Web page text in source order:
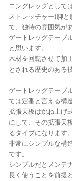
ニングレッグとして
ストレッチャー(脚
て、独特の雰囲気が
ゲートレッグテーブ
と思います。
木材を回転させて加
とされる歴史のある
ゲートレッグテーブ
ては定番と言える構
拡張天板は跳ね上げ
にして、その拡張天
るタイプになります。
非常にシンプルな構
です。
シンプルだとメンテ
長く使うことを前提